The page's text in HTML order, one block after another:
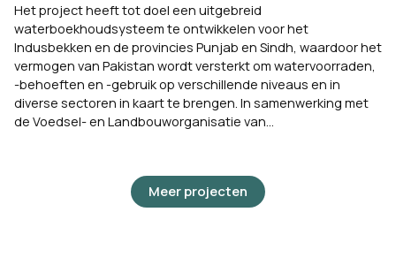
Het project heeft tot doel een uitgebreid
waterboekhoudsysteem te ontwikkelen voor het
Indusbekken en de provincies Punjab en Sindh, waardoor het
vermogen van Pakistan wordt versterkt om watervoorraden,
-behoeften en -gebruik op verschillende niveaus en in
diverse sectoren in kaart te brengen. In samenwerking met
de Voedsel- en Landbouworganisatie van...
Meer projecten